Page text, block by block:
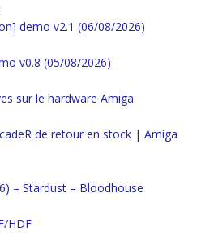
demo v2.1 (06/08/2026)
v0.8 (05/08/2026)
sur le hardware Amiga
de retour en stock | Amiga
– Stardust – Bloodhouse
HDF